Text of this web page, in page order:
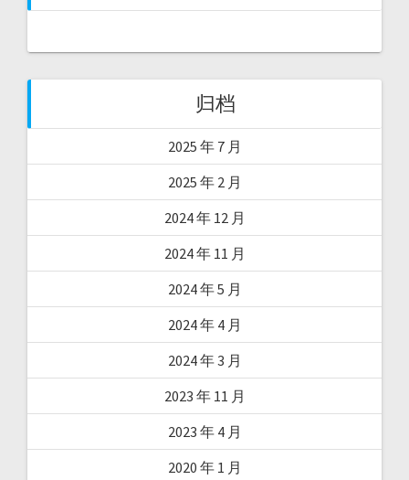
归档
2025 年 7 月
2025 年 2 月
2024 年 12 月
2024 年 11 月
2024 年 5 月
2024 年 4 月
2024 年 3 月
2023 年 11 月
2023 年 4 月
2020 年 1 月